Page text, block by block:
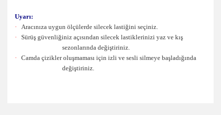
Uyarı:
·
Aracınıza uygun ölçülerde silecek lastiğini seçiniz.
·
Sürüş güvenliğiniz açısından silecek lastiklerinizi yaz ve kış
sezonlarında değiştiriniz.
·
Camda çizikler oluşmaması için izli ve sesli silmeye başladığında
değiştiriniz.